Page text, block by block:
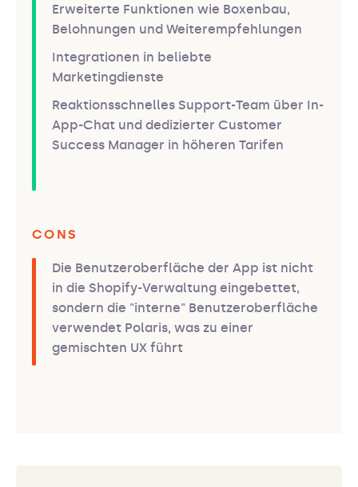
Erweiterte Funktionen wie Boxenbau,
Belohnungen und Weiterempfehlungen
Integrationen in beliebte
Marketingdienste
Reaktionsschnelles Support-Team über In-
App-Chat und dedizierter Customer
Success Manager in höheren Tarifen
CONS
Die Benutzeroberfläche der App ist nicht
in die Shopify-Verwaltung eingebettet,
sondern die "interne" Benutzeroberfläche
verwendet Polaris, was zu einer
gemischten UX führt